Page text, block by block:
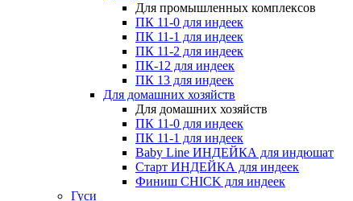
Для промышленных комплексов
ПК 11-0 для индеек
ПК 11-1 для индеек
ПК 11-2 для индеек
ПК-12 для индеек
ПК 13 для индеек
Для домашних хозяйств
Для домашних хозяйств
ПК 11-0 для индеек
ПК 11-1 для индеек
Baby Line ИНДЕЙКА для индюшат
Старт ИНДЕЙКА для индеек
Финиш CHICK для индеек
Гуси